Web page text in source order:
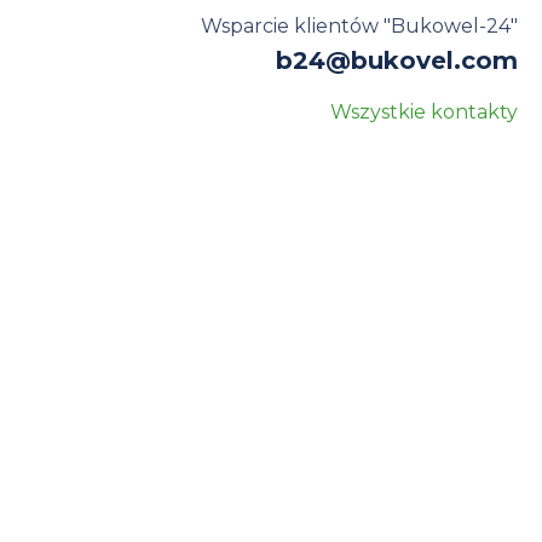
Wsparcie klientów "Bukowel-24"
b24@bukovel.com
Wszystkie kontakty